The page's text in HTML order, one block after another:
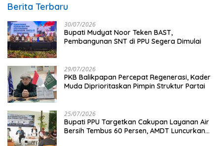
Berita Terbaru
30/07/2026
Bupati Mudyat Noor Teken BAST,
Pembangunan SNT di PPU Segera Dimulai
29/07/2026
PKB Balikpapan Percepat Regenerasi, Kader
Muda Diprioritaskan Pimpin Struktur Partai
25/07/2026
Bupati PPU Targetkan Cakupan Layanan Air
Bersih Tembus 60 Persen, AMDT Luncurkan